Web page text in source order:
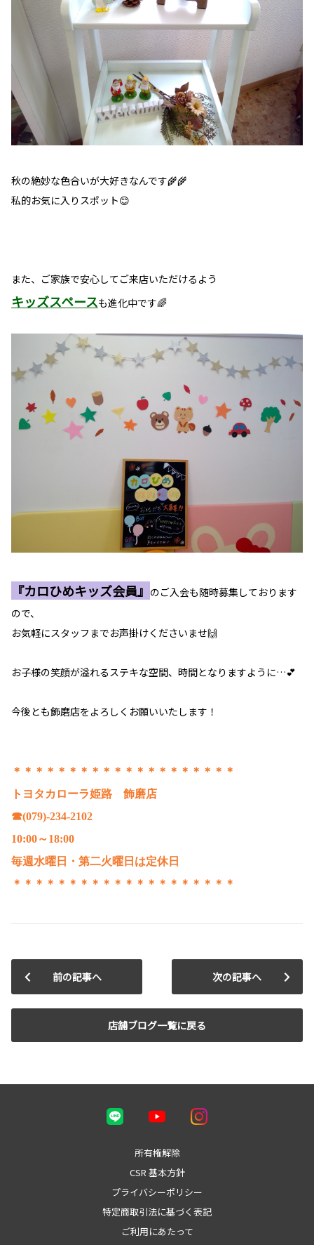
秋の絶妙な色合いが大好きなんです🌾🌾
私的お気に入りスポット😊
また、ご家族で安心してご来店いただけるよう
キッズスペースも進化中です🌈
『カロひめキッズ会員』 のご入会も随時募集しております
ので、
お気軽にスタッフまでお声掛けくださいませ🙌
お子様の笑顔が溢れるステキな空間、時間となりますように…💕
今後とも飾磨店をよろしくお願いいたします！
＊＊＊＊＊＊＊＊＊＊＊＊＊＊＊＊＊＊＊＊
トヨタカローラ姫路 飾磨店
☎(079)-234-2102
10:00～18:00
毎週水曜日・第二火曜日は定休日
＊＊＊＊＊＊＊＊＊＊＊＊＊＊＊＊＊＊＊＊
前の記事へ
店舗ブログ一覧に戻る
次の記事へ
所有権解除
CSR 基本方針
プライバシーポリシー
特定商取引法に基づく表記
ご利用にあたって